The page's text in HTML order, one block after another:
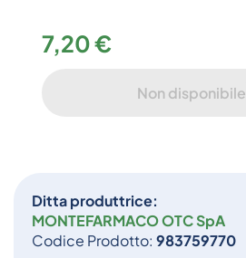
Ditta produttrice:
MONTEFARMACO OTC SpA
Codice Prodotto: 983759770
7,20 €
Non disponibile